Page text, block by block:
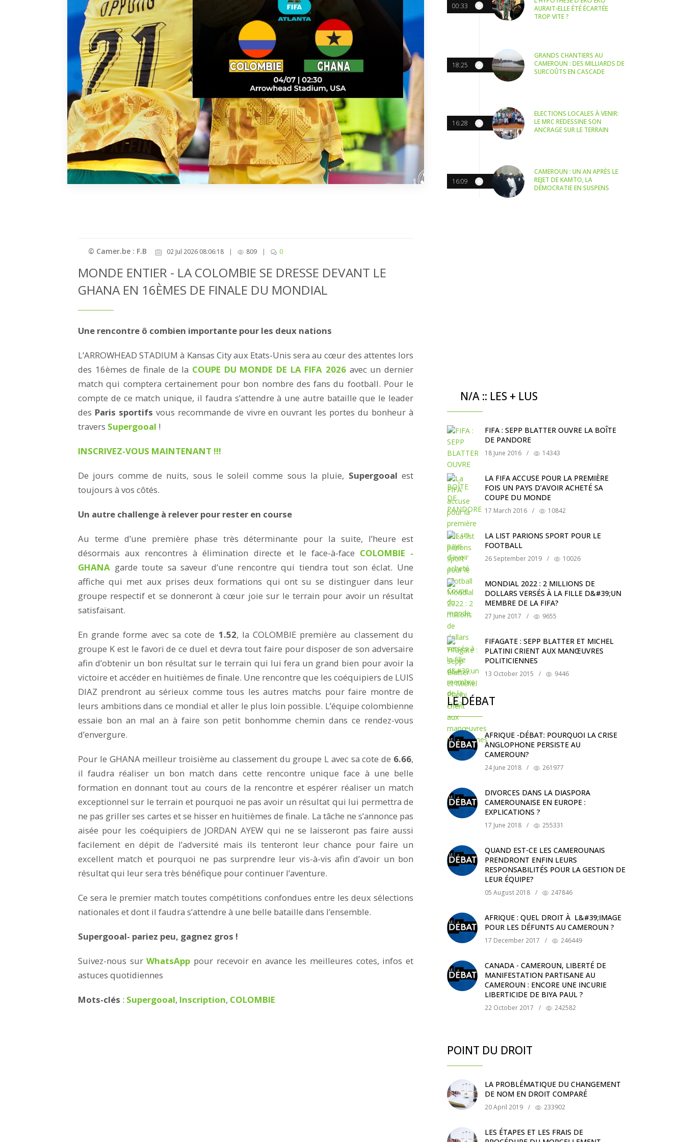
© Camer.be : F.B 02 Jul 2026 08:06:18 | 809 | 0
MONDE ENTIER - LA COLOMBIE SE DRESSE DEVANT LE
GHANA EN 16ÈMES DE FINALE DU MONDIAL
Une rencontre ô combien importante pour les deux nations
L’ARROWHEAD STADIUM à Kansas City aux Etats-Unis sera au cœur des attentes lors
des 16èmes de finale de la COUPE DU MONDE DE LA FIFA 2026 avec un dernier
match qui comptera certainement pour bon nombre des fans du football. Pour le
compte de ce match unique, il faudra s’attendre à une autre bataille que le leader
des Paris sportifs vous recommande de vivre en ouvrant les portes du bonheur à
travers Supergooal !
INSCRIVEZ-VOUS MAINTENANT !!!
De jours comme de nuits, sous le soleil comme sous la pluie, Supergooal est
toujours à vos côtés.
Un autre challenge à relever pour rester en course
Au terme d’une première phase très déterminante pour la suite, l’heure est
désormais aux rencontres à élimination directe et le face-à-face COLOMBIE -
GHANA garde toute sa saveur d’une rencontre qui tiendra tout son éclat. Une
affiche qui met aux prises deux formations qui ont su se distinguer dans leur
groupe respectif et se donneront à cœur joie sur le terrain pour avoir un résultat
satisfaisant.
En grande forme avec sa cote de 1.52, la COLOMBIE première au classement du
groupe K est le favori de ce duel et devra tout faire pour disposer de son adversaire
afin d’obtenir un bon résultat sur le terrain qui lui fera un grand bien pour avoir la
victoire et accéder en huitièmes de finale. Une rencontre que les coéquipiers de LUIS
DIAZ prendront au sérieux comme tous les autres matchs pour faire montre de
leurs ambitions dans ce mondial et aller le plus loin possible. L’équipe colombienne
essaie bon an mal an à faire son petit bonhomme chemin dans ce rendez-vous
d’envergure.
Pour le GHANA meilleur troisième au classement du groupe L avec sa cote de 6.66,
il faudra réaliser un bon match dans cette rencontre unique face à une belle
formation en donnant tout au cours de la rencontre et espérer réaliser un match
exceptionnel sur le terrain et pourquoi ne pas avoir un résultat qui lui permettra de
ne pas griller ses cartes et se hisser en huitièmes de finale. La tâche ne s’annonce pas
aisée pour les coéquipiers de JORDAN AYEW qui ne se laisseront pas faire aussi
facilement en dépit de l’adversité mais ils tenteront leur chance pour faire un
excellent match et pourquoi ne pas surprendre leur vis-à-vis afin d’avoir un bon
résultat qui leur sera très bénéfique pour continuer l’aventure.
Ce sera le premier match toutes compétitions confondues entre les deux sélections
nationales et dont il faudra s’attendre à une belle bataille dans l’ensemble.
Supergooal- pariez peu, gagnez gros !
Suivez-nous surWhatsApp pour recevoir en avance les meilleures cotes, infos et
astuces quotidiennes
Mots-clés : Supergooal, Inscription, COLOMBIE
00:33
AURAIT-ELLE ÉTÉ ÉCARTÉE
TROP VITE ?
18:25
GRANDS CHANTIERS AU
CAMEROUN : DES MILLIARDS DE
SURCOÛTS EN CASCADE
16:28
ELECTIONS LOCALES À VENIR:
LE MRC REDESSINE SON
ANCRAGE SUR LE TERRAIN
16:09
CAMEROUN : UN AN APRÈS LE
REJET DE KAMTO, LA
DÉMOCRATIE EN SUSPENS
N/A :: LES + LUS
FIFA : SEPP BLATTER OUVRE LA BOÎTE
DE PANDORE
18 June 2016 / 14343
LA FIFA ACCUSE POUR LA PREMIÈRE
FOIS UN PAYS D’AVOIR ACHETÉ SA
COUPE DU MONDE
17 March 2016 / 10842
LA LIST PARIONS SPORT POUR LE
FOOTBALL
26 September 2019 / 10026
MONDIAL 2022 : 2 MILLIONS DE
DOLLARS VERSÉS À LA FILLE D&#39;UN
MEMBRE DE LA FIFA?
27 June 2017 / 9655
FIFAGATE : SEPP BLATTER ET MICHEL
PLATINI CRIENT AUX MANŒUVRES
POLITICIENNES
13 October 2015 / 9446
LE DÉBAT
AFRIQUE -DÉBAT: POURQUOI LA CRISE
ANGLOPHONE PERSISTE AU
CAMEROUN?
24 June 2018 / 261977
DIVORCES DANS LA DIASPORA
CAMEROUNAISE EN EUROPE :
EXPLICATIONS ?
17 June 2018 / 255331
QUAND EST-CE LES CAMEROUNAIS
PRENDRONT ENFIN LEURS
RESPONSABILITÉS POUR LA GESTION DE
LEUR ÉQUIPE?
05 August 2018 / 247846
AFRIQUE : QUEL DROIT À L&#39;IMAGE
POUR LES DÉFUNTS AU CAMEROUN ?
17 December 2017 / 246449
CANADA - CAMEROUN, LIBERTÉ DE
MANIFESTATION PARTISANE AU
CAMEROUN : ENCORE UNE INCURIE
LIBERTICIDE DE BIYA PAUL ?
22 October 2017 / 242582
POINT DU DROIT
LA PROBLÉMATIQUE DU CHANGEMENT
DE NOM EN DROIT COMPARÉ
20 April 2019 / 233902
LES ÉTAPES ET LES FRAIS DE